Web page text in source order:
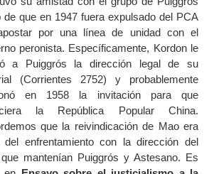
de que en 1947 fuera expulsado del PCA
por una línea de unidad con el
peronista. Específicamente, Kordon le
a Puiggrós la dirección legal de su
(Corrientes 2752) y probablemente
en 1958 la invitación para que
la República Popular China.
que la reivindicación de Mao era
del enfrentamiento con la dirección del
mantenían Puiggrós y Astesano. Es